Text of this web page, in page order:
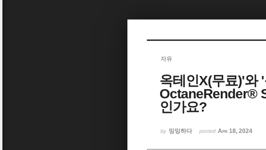
자유
옥테인X(무료)'와
OctaneRender®
인가요?
by 밍밍하다 posted Apr 18, 2024
Sketchbook5, 스케치북5
Sketchbook5, 스케치북5